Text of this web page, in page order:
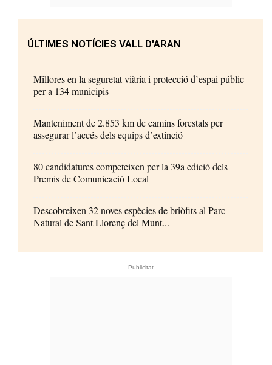
ÚLTIMES NOTÍCIES VALL D'ARAN
Millores en la seguretat viària i protecció d’espai públic
per a 134 municipis
Manteniment de 2.853 km de camins forestals per
assegurar l’accés dels equips d’extinció
80 candidatures competeixen per la 39a edició dels
Premis de Comunicació Local
Descobreixen 32 noves espècies de briòfits al Parc
Natural de Sant Llorenç del Munt...
- Publicitat -